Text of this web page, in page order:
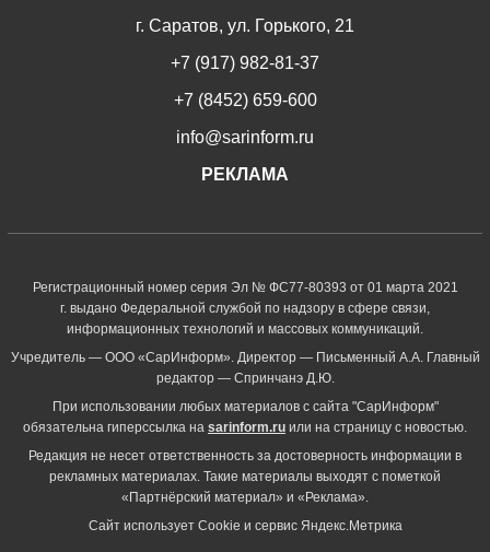
г. Саратов, ул. Горького, 21
+7 (917) 982-81-37
+7 (8452) 659-600
info@sarinform.ru
РЕКЛАМА
Регистрационный номер серия Эл № ФС77-80393 от 01 марта 2021
г. выдано Федеральной службой по надзору в сфере связи,
информационных технологий и массовых коммуникаций.
Учредитель — ООО «СарИнформ». Директор — Письменный А.А. Главный
редактор — Спринчанэ Д.Ю.
При использовании любых материалов с сайта "СарИнформ"
обязательна гиперссылка на sarinform.ru или на страницу с новостью.
Редакция не несет ответственность за достоверность информации в
рекламных материалах. Такие материалы выходят с пометкой
«Партнёрский материал» и «Реклама».
Сайт использует Cookie и сервиc Яндекс.Метрика